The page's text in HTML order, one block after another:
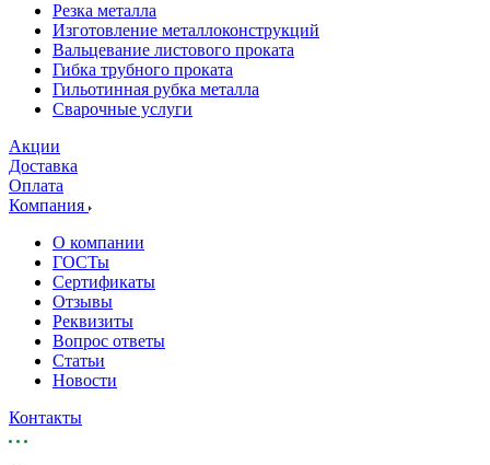
Резка металла
Изготовление металлоконструкций
Вальцевание листового проката
Гибка трубного проката
Гильотинная рубка металла
Сварочные услуги
Акции
Доставка
Оплата
Компания
О компании
ГОСТы
Сертификаты
Отзывы
Реквизиты
Вопрос ответы
Статьи
Новости
Контакты